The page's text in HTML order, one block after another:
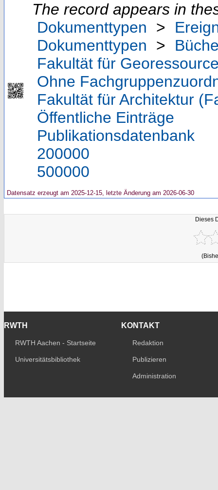
The record appears in
Dokumenttypen
>
Dokumenttypen
>
Fakultät für
Ohne
Fakultät für Architektur
Öffentliche Einträge
Publikationsdatenbank
200000
500000
Datensatz erzeugt am 2025-12-15, letzte Änderung am 2026-06-30
Dieses
RWTH
RWTH Aachen - Startseite
Universitätsbibliothek
KONTAKT
Redaktion
Publizieren
Administration